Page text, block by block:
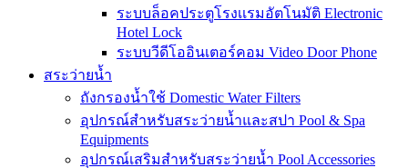
ระบบล็อคประตูโรงเเรมอัตโนมัติ Electronic
Hotel Lock
ระบบวีดีโออินเตอร์คอม Video Door Phone
สระว่ายน้ำ
ถังกรองน้ำใช้ Domestic Water Filters
อุปกรณ์สำหรับสระว่ายน้ำและสปา Pool & Spa
Equipments
อุปกรณ์เสริมสำหรับสระว่ายน้ำ Pool Accessories